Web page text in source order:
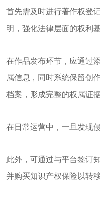
首先需及时进行著作权登
明，强化法律层面的权利基
在作品发布环节，应通过
属信息，同时系统保留创
档案，形成完整的权属证据
在日常运营中，一旦发现
此外，可通过与平台签订
并购买知识产权保险以转